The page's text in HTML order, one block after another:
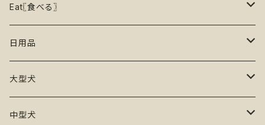
リックマット
初級【★☆☆☆☆】やさしい
初級＋【★★☆☆☆】ふつう
香り付き
30%OFF
リード・ハーネス・首輪
フードボウル
再入荷なし！
知育玩具【Enrichment】
丈夫なおもちゃ
ぬいぐるみ
ボール
ハーネス
リード
エチケット
レインコート
ロンパース
T -シャツ
パーカー
Eat〖食べる〗
フードボウル
早食い防止
おやつ入れ可能
日用品
Toothbrushes【歯ブラシ】
Poop Pickup【うんち処理】
大型犬
おもちゃ
中型犬